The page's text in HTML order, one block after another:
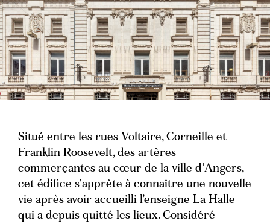
Situé entre les rues Voltaire, Corneille et
Franklin Roosevelt, des artères
commerçantes au cœur de la ville d’Angers,
cet édifice s’apprête à connaître une nouvelle
vie après avoir accueilli l’enseigne La Halle
qui a depuis quitté les lieux. Considéré